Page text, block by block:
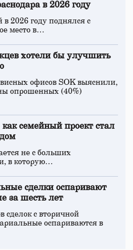
в 2026 году
в 2026 году поднялся с
место в…
хотели бы улучшить
офисов SOK выяснили,
опрошенных (40%)
семейный проект стал
не с больших
в которую…
сделки оспаривают
за шесть лет
сделок с вторичной
оспариваются в